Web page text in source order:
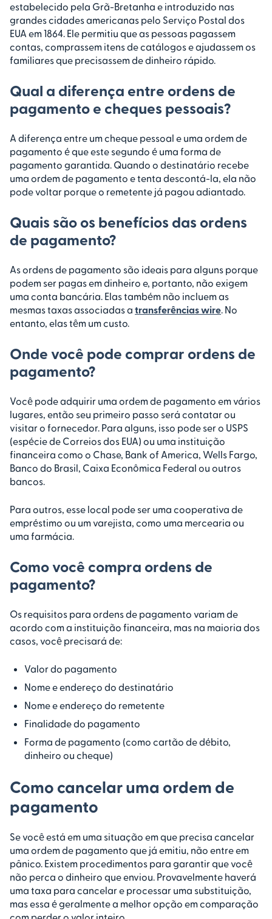
estabelecido pela Grã-Bretanha e introduzido nas
grandes cidades americanas pelo Serviço Postal dos
EUA em 1864. Ele permitiu que as pessoas pagassem
contas, comprassem itens de catálogos e ajudassem os
familiares que precisassem de dinheiro rápido.
Qual a diferença entre ordens de
pagamento e cheques pessoais?
A diferença entre um cheque pessoal e uma ordem de
pagamento é que este segundo é uma forma de
pagamento garantida. Quando o destinatário recebe
uma ordem de pagamento e tenta descontá-la, ela não
pode voltar porque o remetente já pagou adiantado.
Quais são os benefícios das ordens
de pagamento?
As ordens de pagamento são ideais para alguns porque
podem ser pagas em dinheiro e, portanto, não exigem
uma conta bancária. Elas também não incluem as
mesmas taxas associadas a transferências wire. No
entanto, elas têm um custo.
Onde você pode comprar ordens de
pagamento?
Você pode adquirir uma ordem de pagamento em vários
lugares, então seu primeiro passo será contatar ou
visitar o fornecedor. Para alguns, isso pode ser o USPS
(espécie de Correios dos EUA) ou uma instituição
financeira como o Chase, Bank of America, Wells Fargo,
Banco do Brasil, Caixa Econômica Federal ou outros
bancos.
Para outros, esse local pode ser uma cooperativa de
empréstimo ou um varejista, como uma mercearia ou
uma farmácia.
Como você compra ordens de
pagamento?
Os requisitos para ordens de pagamento variam de
acordo com a instituição financeira, mas na maioria dos
casos, você precisará de:
Valor do pagamento
Nome e endereço do destinatário
Nome e endereço do remetente
Finalidade do pagamento
Forma de pagamento (como cartão de débito,
dinheiro ou cheque)
Como cancelar uma ordem de
pagamento
Se você está em uma situação em que precisa cancelar
uma ordem de pagamento que já emitiu, não entre em
pânico. Existem procedimentos para garantir que você
não perca o dinheiro que enviou. Provavelmente haverá
uma taxa para cancelar e processar uma substituição,
mas essa é geralmente a melhor opção em comparação